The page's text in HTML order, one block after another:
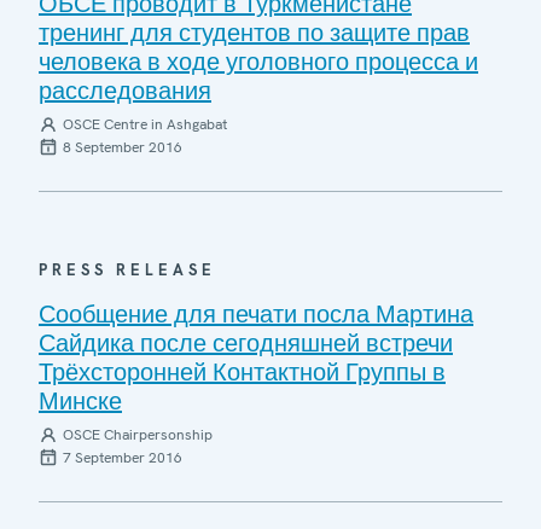
тренинг для студентов по защите прав
человека в ходе уголовного процесса и
расследования
OSCE Centre in Ashgabat
8 September 2016
PRESS RELEASE
Сообщение для печати посла Мартина
Сайдика после сегодняшней встречи
Трёхсторонней Контактной Группы в
Минске
OSCE Chairpersonship
7 September 2016